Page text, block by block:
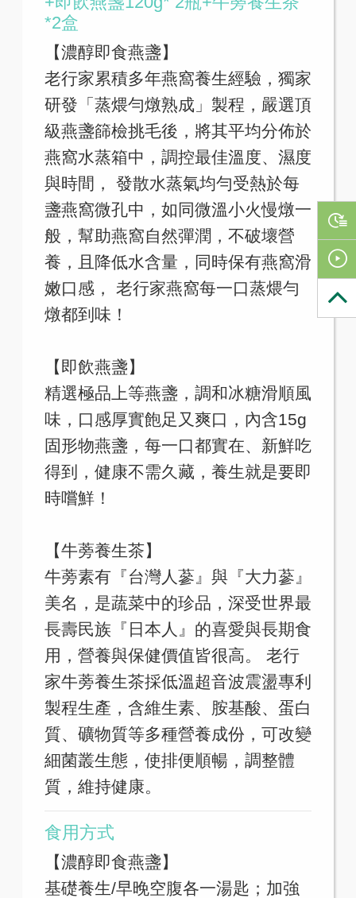
*2盒
【濃醇即食燕盞】
老行家累積多年燕窩養生經驗，獨家
研發「蒸煨勻燉熟成」製程，嚴選頂
級燕盞篩檢挑毛後，將其平均分佈於
燕窩水蒸箱中，調控最佳溫度、濕度
與時間， 發散水蒸氣均勻受熱於每
盞燕窩微孔中，如同微溫小火慢燉一
般，幫助燕窩自然彈潤，不破壞營
養，且降低水含量，同時保有燕窩滑
嫩口感， 老行家燕窩每一口蒸煨勻
燉都到味！
【即飲燕盞】
精選極品上等燕盞，調和冰糖滑順風
味，口感厚實飽足又爽口，內含15g
固形物燕盞，每一口都實在、新鮮吃
得到，健康不需久藏，養生就是要即
時嚐鮮！
【牛蒡養生茶】
牛蒡素有『台灣人蔘』與『大力蔘』
美名，是蔬菜中的珍品，深受世界最
長壽民族『日本人』的喜愛與長期食
用，營養與保健價值皆很高。 老行
家牛蒡養生茶採低溫超音波震盪專利
製程生產，含維生素、胺基酸、蛋白
質、礦物質等多種營養成份，可改變
細菌叢生態，使排便順暢，調整體
質，維持健康。
食用方式
【濃醇即食燕盞】
基礎養生/早晚空腹各一湯匙；加強